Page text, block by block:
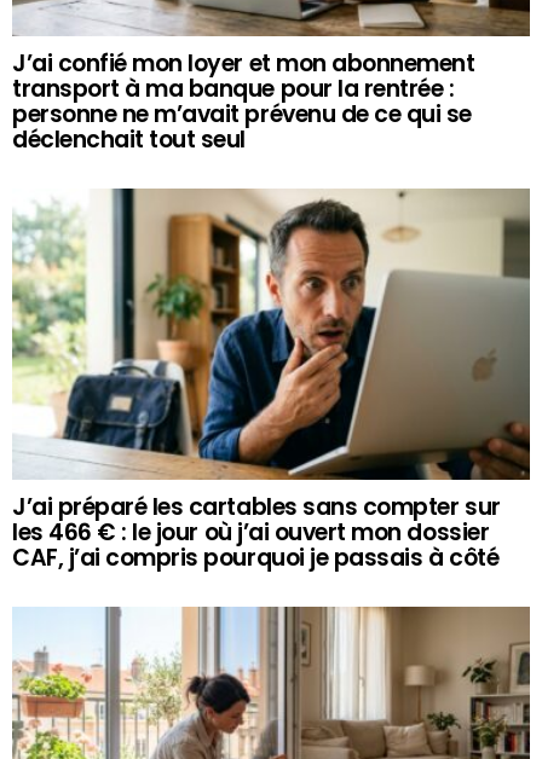
J’ai confié mon loyer et mon abonnement
transport à ma banque pour la rentrée :
personne ne m’avait prévenu de ce qui se
déclenchait tout seul
J’ai préparé les cartables sans compter sur
les 466 € : le jour où j’ai ouvert mon dossier
CAF, j’ai compris pourquoi je passais à côté